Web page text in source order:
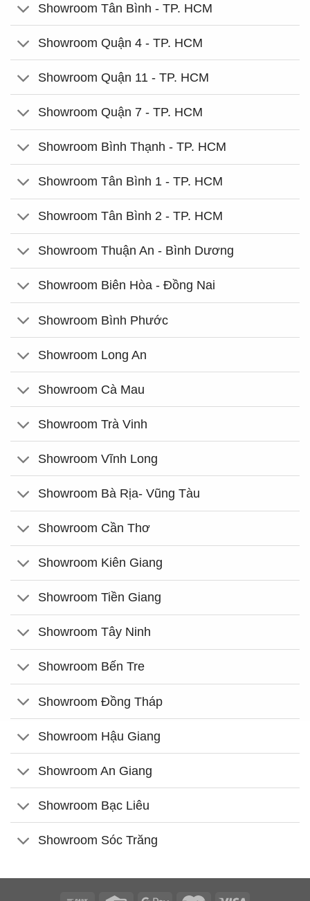
Showroom Tân Bình - TP. HCM
Showroom Quận 4 - TP. HCM
Showroom Quận 11 - TP. HCM
Showroom Quận 7 - TP. HCM
Showroom Bình Thạnh - TP. HCM
Showroom Tân Bình 1 - TP. HCM
Showroom Tân Bình 2 - TP. HCM
Showroom Thuận An - Bình Dương
Showroom Biên Hòa - Đồng Nai
Showroom Bình Phước
Showroom Long An
Showroom Cà Mau
Showroom Trà Vinh
Showroom Vĩnh Long
Showroom Bà Rịa- Vũng Tàu
Showroom Cần Thơ
Showroom Kiên Giang
Showroom Tiền Giang
Showroom Tây Ninh
Showroom Bến Tre
Showroom Đồng Tháp
Showroom Hậu Giang
Showroom An Giang
Showroom Bạc Liêu
Showroom Sóc Trăng